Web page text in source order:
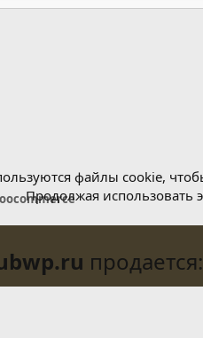
файлы cookie,
Продолжая использовать